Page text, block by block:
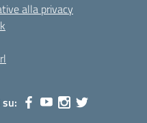
alla privacy